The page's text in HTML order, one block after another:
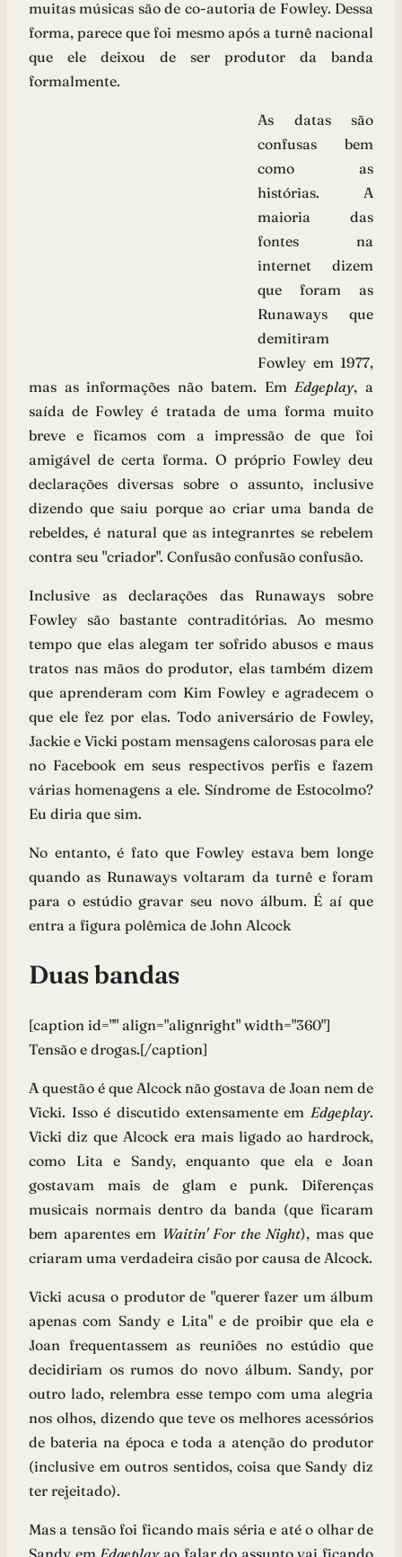
muitas músicas são de co-autoria de Fowley. Dessa
forma, parece que foi mesmo após a turnê nacional
que ele deixou de ser produtor da banda
formalmente.
As datas são
confusas bem
como as
histórias. A
maioria das
fontes na
internet dizem
que foram as
Runaways que
demitiram
Fowley em 1977,
mas as informações não batem. EmEdgeplay, a
saída de Fowley é tratada de uma forma muito
breve e ficamos com a impressão de que foi
amigável de certa forma. O próprio Fowley deu
declarações diversas sobre o assunto, inclusive
dizendo que saiu porque ao criar uma banda de
rebeldes, é natural que as integranrtes se rebelem
contra seu "criador". Confusão confusão confusão.
Inclusive as declarações das Runaways sobre
Fowley são bastante contraditórias. Ao mesmo
tempo que elas alegam ter sofrido abusos e maus
tratos nas mãos do produtor, elas também dizem
que aprenderam com Kim Fowley e agradecem o
que ele fez por elas. Todo aniversário de Fowley,
Jackie e Vicki postam mensagens calorosas para ele
no Facebook em seus respectivos perfis e fazem
várias homenagens a ele. Síndrome de Estocolmo?
Eu diria que sim.
No entanto, é fato que Fowley estava bem longe
quando as Runaways voltaram da turnê e foram
para o estúdio gravar seu novo álbum. É aí que
entra a figura polêmica de John Alcock
Duas bandas
[caption id="" align="alignright" width="360"]
Tensão e drogas.[/caption]
A questão é que Alcock não gostava de Joan nem de
Vicki. Isso é discutido extensamente em Edgeplay.
Vicki diz que Alcock era mais ligado ao hardrock,
como Lita e Sandy, enquanto que ela e Joan
gostavam mais de glam e punk. Diferenças
musicais normais dentro da banda (que ficaram
bem aparentes em Waitin' For the Night), mas que
criaram uma verdadeira cisão por causa de Alcock.
Vicki acusa o produtor de "querer fazer um álbum
apenas com Sandy e Lita" e de proibir que ela e
Joan frequentassem as reuniões no estúdio que
decidiriam os rumos do novo álbum. Sandy, por
outro lado, relembra esse tempo com uma alegria
nos olhos, dizendo que teve os melhores acessórios
de bateria na época e toda a atenção do produtor
(inclusive em outros sentidos, coisa que Sandy diz
ter rejeitado).
Mas a tensão foi ficando mais séria e até o olhar de
Sandy em Edgeplayao falar do assunto vai ficando